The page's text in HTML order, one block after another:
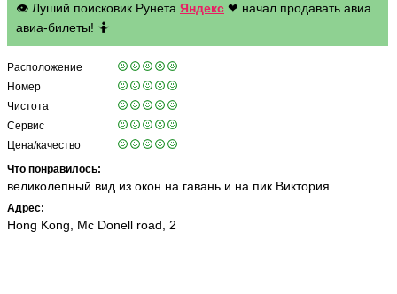
👁 Луший поисковик Рунета Яндекс ❤ начал продавать авиа
авиа-билеты! 🤷
Расположение
Номер
Чистота
Сервис
Цена/качество
Что понравилось:
великолепный вид из окон на гавань и на пик Виктория
Адрес:
Hong Kong, Mc Donell road, 2